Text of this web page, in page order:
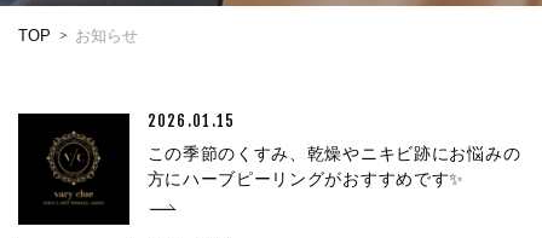
店舗
TOP お知らせ
2026.01.15
この季節のくすみ、乾燥やニキビ跡にお悩みの
方にハーブピーリングがおすすめです✨